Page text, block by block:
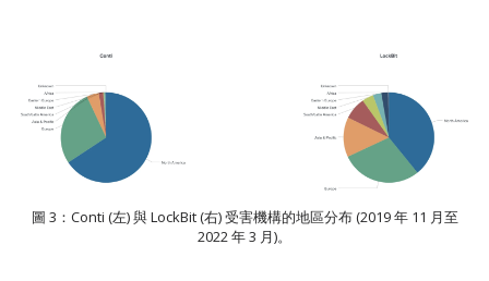
圖 3：Conti (左) 與 LockBit (右) 受害機構的地區分布 (2019 年 11 月至
2022 年 3 月)。